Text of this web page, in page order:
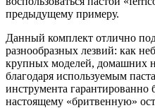
предыдущему примеру.
Данный комплект отлично
разнообразных лезвий: как
крупных моделей, домашних
благодаря используемым
инструмента гарантированно
настоящему «бритвенную»